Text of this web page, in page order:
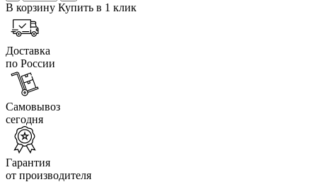
В корзину Купить в 1 клик
Доставка
по России
Самовывоз
сегодня
Гарантия
от производителя